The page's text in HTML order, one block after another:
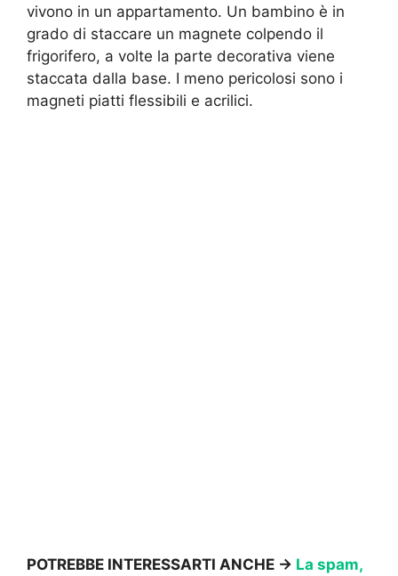
vivono in un appartamento. Un bambino è in
grado di staccare un magnete colpendo il
frigorifero, a volte la parte decorativa viene
staccata dalla base. I meno pericolosi sono i
magneti piatti flessibili e acrilici.
POTREBBE INTERESSARTI ANCHE → La spam,